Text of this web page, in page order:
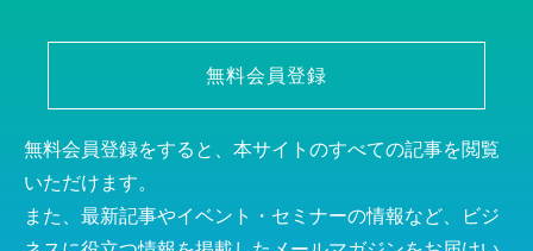
無料会員登録
無料会員登録をすると、本サイトのすべての記事を閲覧
いただけます。
また、最新記事やイベント・セミナーの情報など、ビジ